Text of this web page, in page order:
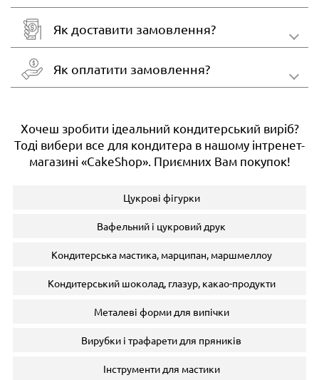
Як доставити замовлення?
Як оплатити замовлення?
Хочеш зробити ідеальний кондитерський виріб?
Тоді вибери все для кондитера в нашому інтренет-
магазині «CakeShop». Приємних Вам покупок!
Цукрові фігурки
Вафельний і цукровий друк
Кондитерська мастика, марципан, маршмеллоу
Кондитерський шоколад, глазур, какао-продукти
Металеві форми для випічки
Вирубки і трафарети для пряників
Інструменти для мастики